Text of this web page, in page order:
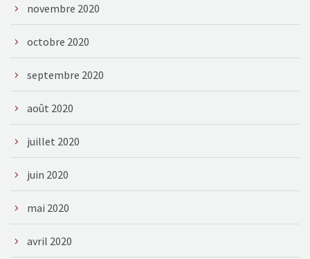
novembre 2020
octobre 2020
septembre 2020
août 2020
juillet 2020
juin 2020
mai 2020
avril 2020